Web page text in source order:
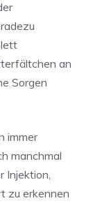
an
Sorgen
immer
manchmal
Injektion,
zu erkennen